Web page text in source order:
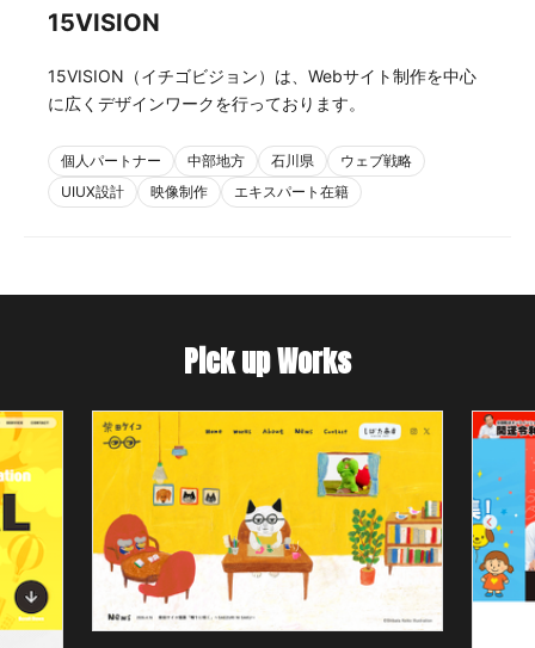
15VISION
15VISION（イチゴビジョン）は、Webサイト制作を中心
に広くデザインワークを行っております。
個人パートナー 中部地方 石川県
ウェブ戦略
UIUX設計
映像制作 エキスパート在籍
Pick up Works